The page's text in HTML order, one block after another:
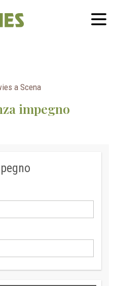
a Scena
impegno